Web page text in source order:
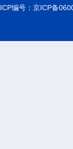
ICP编号：京ICP备